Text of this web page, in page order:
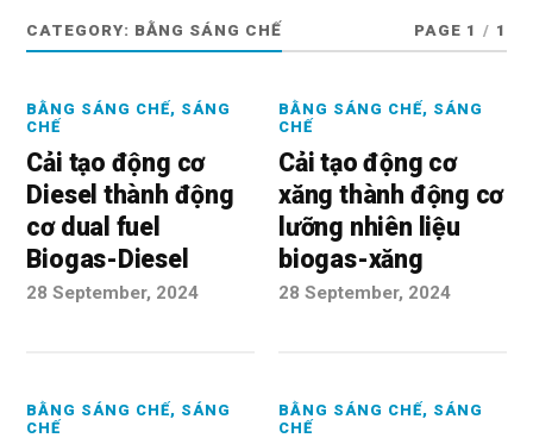
CATEGORY: BẰNG SÁNG CHẾ PAGE 1 / 1
BẰNG SÁNG CHẾ, SÁNG
CHẾ
Cải tạo động cơ
Diesel thành động
cơ dual fuel
Biogas-Diesel
28 September, 2024
BẰNG SÁNG CHẾ, SÁNG
CHẾ
Cải tạo động cơ
xăng thành động cơ
lưỡng nhiên liệu
biogas-xăng
28 September, 2024
BẰNG SÁNG CHẾ, SÁNG
CHẾ
BẰNG SÁNG CHẾ, SÁNG
CHẾ